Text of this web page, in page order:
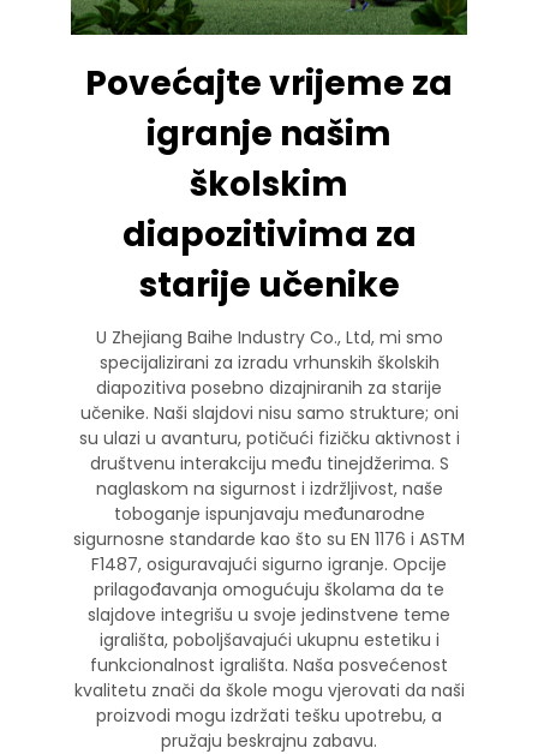
Povećajte vrijeme za
igranje našim
školskim
diapozitivima za
starije učenike
U Zhejiang Baihe Industry Co., Ltd, mi smo
specijalizirani za izradu vrhunskih školskih
diapozitiva posebno dizajniranih za starije
učenike. Naši slajdovi nisu samo strukture; oni
su ulazi u avanturu, potičući fizičku aktivnost i
društvenu interakciju među tinejdžerima. S
naglaskom na sigurnost i izdržljivost, naše
toboganje ispunjavaju međunarodne
sigurnosne standarde kao što su EN 1176 i ASTM
F1487, osiguravajući sigurno igranje. Opcije
prilagođavanja omogućuju školama da te
slajdove integrišu u svoje jedinstvene teme
igrališta, poboljšavajući ukupnu estetiku i
funkcionalnost igrališta. Naša posvećenost
kvalitetu znači da škole mogu vjerovati da naši
proizvodi mogu izdržati tešku upotrebu, a
pružaju beskrajnu zabavu.